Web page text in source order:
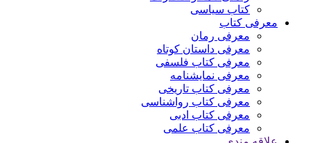
کتاب سیاسی
معرفی کتاب
معرفی رمان
معرفی داستان کوتاه
معرفی کتاب فلسفی
معرفی نمایشنامه
معرفی کتاب تاریخی
معرفی کتاب رواشناسی
معرفی کتاب ادبی
معرفی کتاب علمی